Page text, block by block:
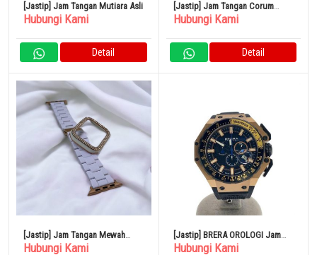
[Jastip] Jam Tangan Mutiara Asli
Hubungi Kami
Detail
[Jastip] Jam Tangan Corum
Admiral’s Cup
Hubungi Kami
Detail
[Jastip] Jam Tangan Mewah
Applewatch Band 44mm
Hubungi Kami
[Jastip] BRERA OROLOGI Jam
Tangan Kuarsa Analog
Hubungi Kami